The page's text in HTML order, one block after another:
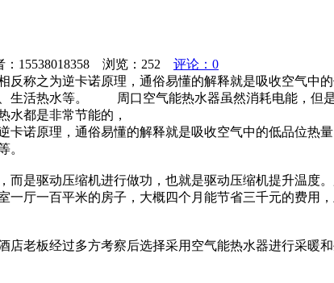
15538018358 浏览： 252
评论：0
称之为逆卡诺原理，通俗易懂的解释就是吸收空气中
生活热水等。 周口空气能热水器虽然消耗电能，但
水都是非常节能的，
诺原理，通俗易懂的解释就是吸收空气中的低品位热
。
是驱动压缩机进行做功，也就是驱动压缩机提升温度
厅一百平米的房子，大概四个月能节省三千元的费用
店老板经过多方考察后选择采用空气能热水器进行采暖